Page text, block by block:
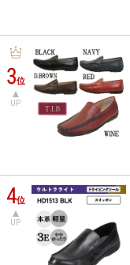
3位
UP
4位
UP